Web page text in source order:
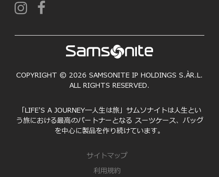
COPYRIGHT © 2026 SAMSONITE IP HOLDINGS S.ÀR.L.
ALL RIGHTS RESERVED.
「LIFE'S A JOURNEY―人生は旅」サムソナイトは人生とい
う旅における最高のパートナーとなる スーツケース、バッグ
を中心に製品を作り続けています。
サイトマップ
利用規約